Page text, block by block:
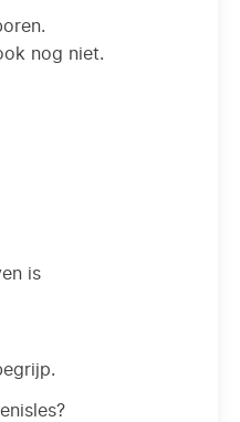
nog niet.
is